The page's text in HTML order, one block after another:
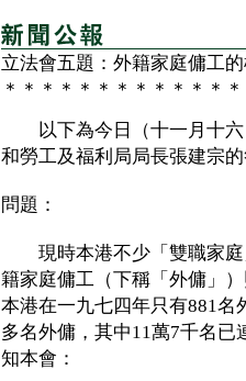
立法會五題：外籍家庭傭工
＊＊＊＊＊＊＊＊＊＊＊＊
以下為今日（十一月十六
和勞工及福利局局長張建宗
問題：
現時本港不少「雙職家庭
籍家庭傭工（下稱「外傭」
本港在一九七四年只有881名
多名外傭，其中11萬7千名
知本會：